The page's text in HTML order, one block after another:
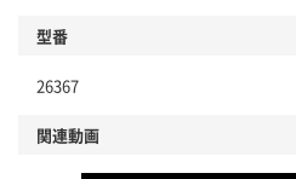
型番
26367
関連動画